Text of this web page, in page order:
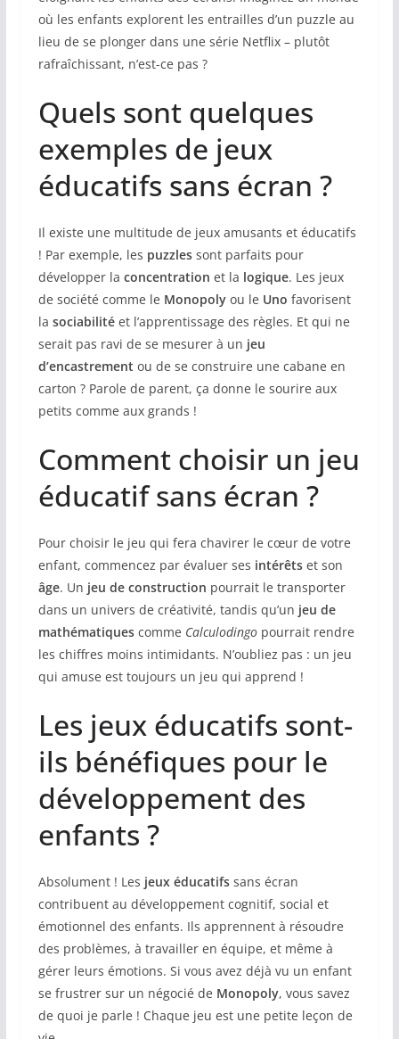
où les enfants explorent les entrailles d’un puzzle au
lieu de se plonger dans une série Netflix – plutôt
rafraîchissant, n’est-ce pas ?
Quels sont quelques
exemples de jeux
éducatifs sans écran ?
Il existe une multitude de jeux amusants et éducatifs
! Par exemple, les puzzlessont parfaits pour
développer la concentration et la logique. Les jeux
de société comme le Monopolyou le Uno favorisent
la sociabilitéet l’apprentissage des règles. Et qui ne
serait pas ravi de se mesurer à un jeu
d’encastrement ou de se construire une cabane en
carton ? Parole de parent, ça donne le sourire aux
petits comme aux grands !
Comment choisir un jeu
éducatif sans écran ?
Pour choisir le jeu qui fera chavirer le cœur de votre
enfant, commencez par évaluer ses intérêtset son
âge. Un jeu de construction pourrait le transporter
dans un univers de créativité, tandis qu’un jeu de
mathématiquescomme Calculodingopourrait rendre
les chiffres moins intimidants. N’oubliez pas : un jeu
qui amuse est toujours un jeu qui apprend !
Les jeux éducatifs sont-
ils bénéfiques pour le
développement des
enfants ?
Absolument ! Les jeux éducatifssans écran
contribuent au développement cognitif, social et
émotionnel des enfants. Ils apprennent à résoudre
des problèmes, à travailler en équipe, et même à
gérer leurs émotions. Si vous avez déjà vu un enfant
se frustrer sur un négocié de Monopoly, vous savez
de quoi je parle ! Chaque jeu est une petite leçon de